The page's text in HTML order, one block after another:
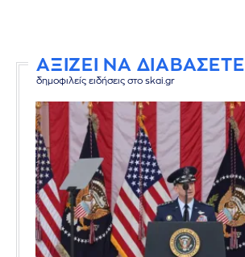
ΑΞΙΖΕΙ ΝΑ ΔΙΑΒΑΣΕΤΕ
δημοφιλείς ειδήσεις στο skai.gr